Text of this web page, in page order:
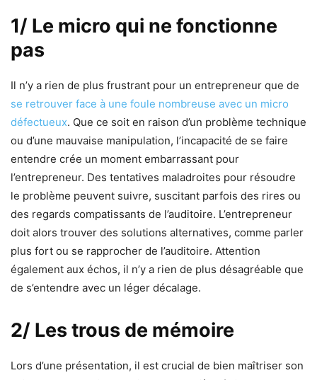
1/ Le micro qui ne fonctionne
pas
Il n’y a rien de plus frustrant pour un entrepreneur que de
se retrouver face à une foule nombreuse avec un micro
défectueux. Que ce soit en raison d’un problème technique
ou d’une mauvaise manipulation, l’incapacité de se faire
entendre crée un moment embarrassant pour
l’entrepreneur. Des tentatives maladroites pour résoudre
le problème peuvent suivre, suscitant parfois des rires ou
des regards compatissants de l’auditoire. L’entrepreneur
doit alors trouver des solutions alternatives, comme parler
plus fort ou se rapprocher de l’auditoire. Attention
également aux échos, il n’y a rien de plus désagréable que
de s’entendre avec un léger décalage.
2/ Les trous de mémoire
Lors d’une présentation, il est crucial de bien maîtriser son